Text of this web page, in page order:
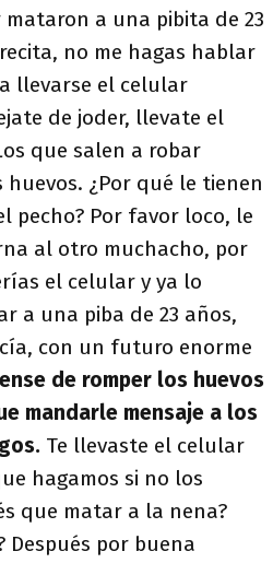
a una pibita de 23
no me hagas hablar
llevarse el celular
de joder, llevate el
que salen a robar
¿Por qué le tienen
pecho? Por favor loco, le
al otro muchacho, por
el celular y ya lo
a una piba de 23 años,
con un futuro enorme
de romper los huevos
mandarle mensaje a los
Te llevaste el celular
hagamos si no los
que matar a la nena?
Después por buena